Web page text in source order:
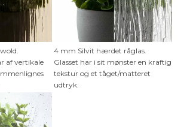
af vertikale
4 mm Silvit hærdet råglas.
Glasset har i sit mønster en kraftig
tekstur og et tåget/matteret
udtryk.